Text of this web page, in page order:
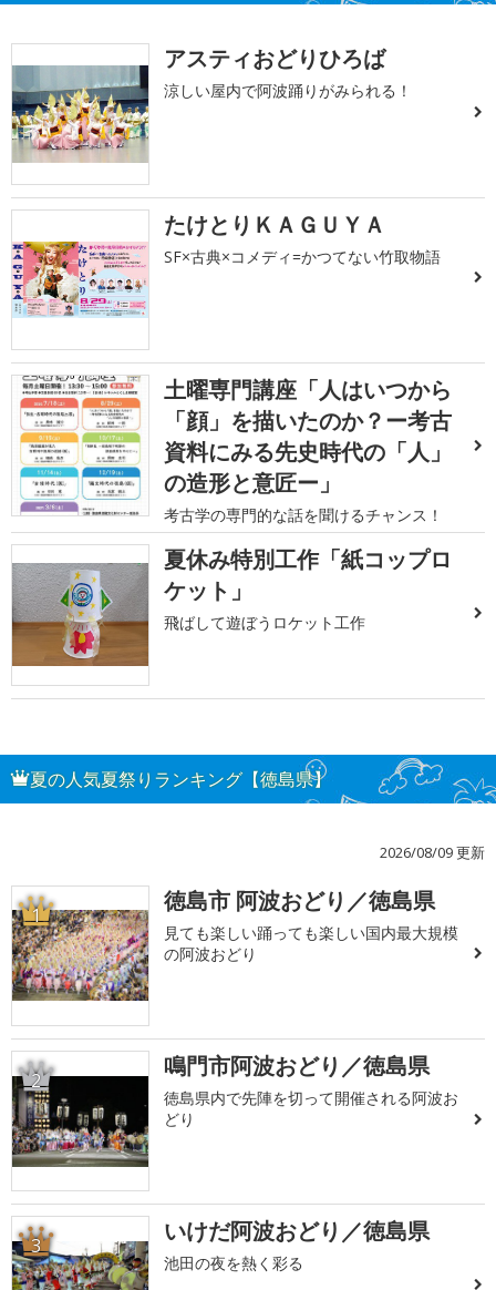
アスティおどりひろば
涼しい屋内で阿波踊りがみられる！
たけとりＫＡＧＵＹＡ
SF×古典×コメディ=かつてない竹取物語
土曜専門講座「人はいつから
「顔」を描いたのか？ー考古
資料にみる先史時代の「人」
の造形と意匠ー」
考古学の専門的な話を聞けるチャンス！
夏休み特別工作「紙コップロ
ケット」
飛ばして遊ぼうロケット工作
夏の人気夏祭りランキング【徳島県】
2026/08/09 更新
1 徳島市 阿波おどり／徳島県
見ても楽しい踊っても楽しい国内最大規模
の阿波おどり
2 鳴門市阿波おどり／徳島県
徳島県内で先陣を切って開催される阿波お
どり
3 いけだ阿波おどり／徳島県
池田の夜を熱く彩る